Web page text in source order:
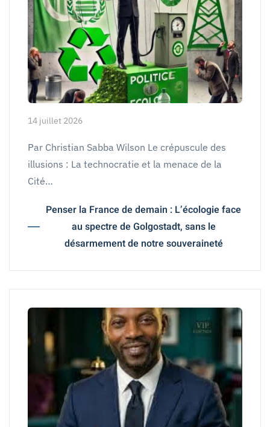
14 juillet 2026
Par Christian Sabba Wilson Le crépuscule des
illusions : La technocratie et la menace de la
Cité…
Penser la France de demain : L’écologie face
au spectre de Golgostadt, sans le
désarmement de notre souveraineté